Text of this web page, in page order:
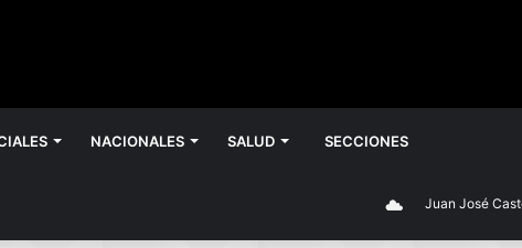
NACIONALES SALUD SECCIONES
Juan José Castelli